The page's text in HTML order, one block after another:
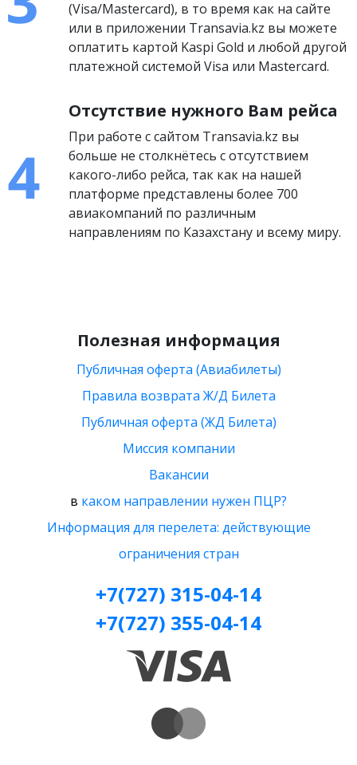
(Visa/Mastercard), в то время как на сайте
или в приложении Transavia.kz вы можете
оплатить картой Kaspi Gold и любой другой
платежной системой Visa или Mastercard.
Отсутствие нужного Вам рейса
При работе с сайтом Transavia.kz вы
больше не столкнётесь с отсутствием
какого-либо рейса, так как на нашей
платформе представлены более 700
авиакомпаний по различным
направлениям по Казахстану и всему миру.
Полезная информация
Публичная оферта (Авиабилеты)
Правила возврата Ж/Д Билета
Публичная оферта (ЖД Билета)
Миссия компании
Вакансии
в каком направлении нужен ПЦР?
Информация для перелета: действующие
ограничения стран
+7(727) 315-04-14
+7(727) 355-04-14